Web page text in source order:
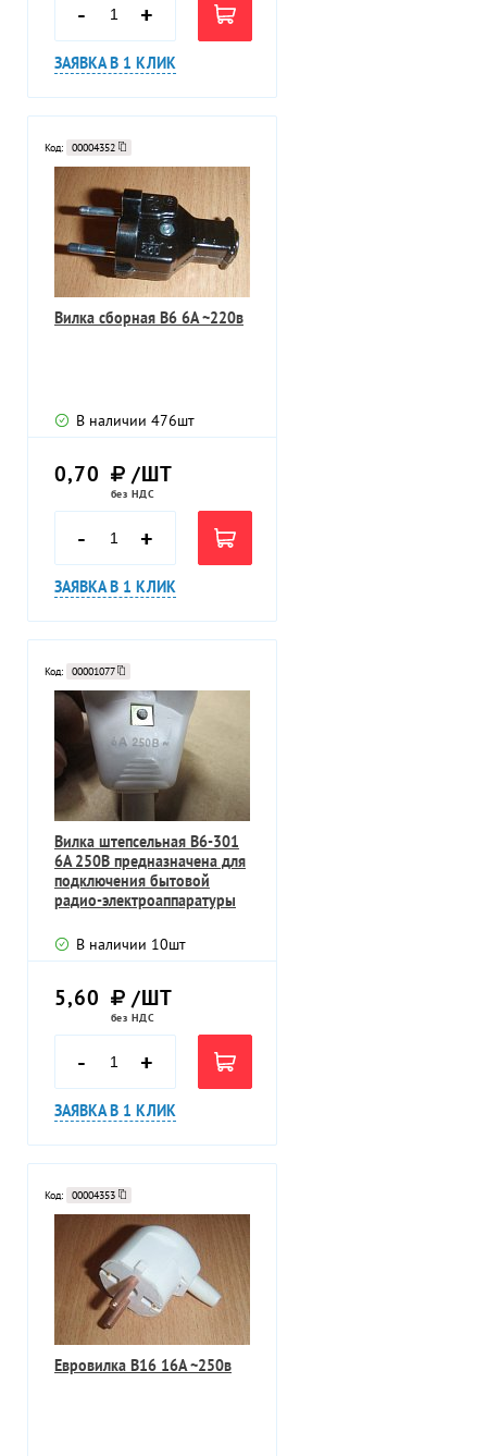
- +
ЗАЯВКА В 1 КЛИК
Код: 00004352
Вилка сборная В6 6А ~220в
В наличии 476шт
0,70 /ШТ
без НДС
- +
ЗАЯВКА В 1 КЛИК
Код: 00001077
Вилка штепсельная В6-301
6А 250В предназначена для
подключения бытовой
радио-электроаппаратуры
В наличии 10шт
5,60 /ШТ
без НДС
- +
ЗАЯВКА В 1 КЛИК
Код: 00004353
Евровилка В16 16А ~250в